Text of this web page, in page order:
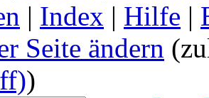
| Index | Hilfe |
Seite ändern
)